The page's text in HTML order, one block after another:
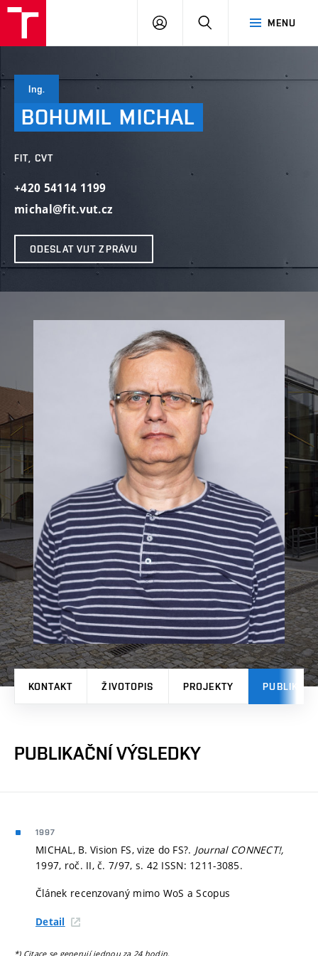
MENU
PŘIHLÁSIT
Ing.
BOHUMIL MICHAL
FIT, CVT
+420 54114 1199
michal@fit.vut.cz
ODESLAT VUT ZPRÁVU
KONTAKT ŽIVOTOPIS PROJEKTY
PUBLIKAČNÍ VÝSLEDKY
1997
MICHAL, B. Vision FS, vize do FS?. Journal CONNECT!,
1997, roč. II, č. 7/97, s. 42 ISSN: 1211-3085.
Článek recenzovaný mimo WoS a Scopus
Detail
*) Citace se generují jednou za 24 hodin.